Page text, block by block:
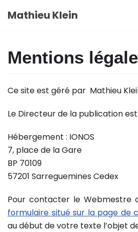
Aller
Mathieu Klein
Mentions
Ce site est géré par Mathieu
Le Directeur de la publication
Hébergement : IONOS
7, place de la Gare
BP 70109
57201 Sarreguemines Cedex
Pour contacter le Webmestre
formulaire situé sur la page de
au début de votre texte l’objet